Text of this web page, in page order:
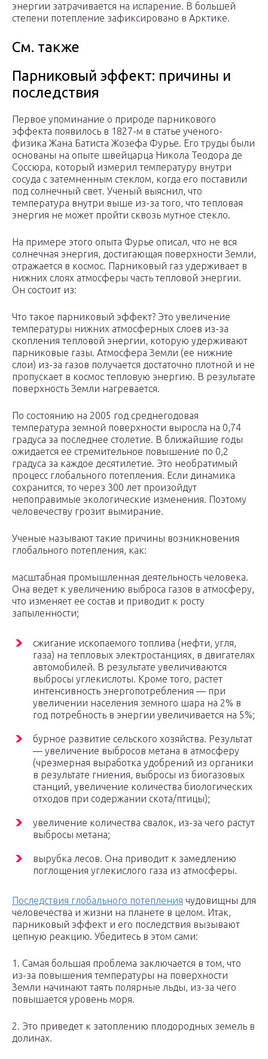
энергии затрачивается на испарение. В большей
степени потепление зафиксировано в Арктике.
См. также
Парниковый эффект: причины и
последствия
Первое упоминание о природе парникового
эффекта появилось в 1827-м в статье ученого-
физика Жана Батиста Жозефа Фурье. Его труды были
основаны на опыте швейцарца Никола Теодора де
Соссюра, который измерил температуру внутри
сосуда с затемненным стеклом, когда его поставили
под солнечный свет. Ученый выяснил, что
температура внутри выше из-за того, что тепловая
энергия не может пройти сквозь мутное стекло.
На примере этого опыта Фурье описал, что не вся
солнечная энергия, достигающая поверхности Земли,
отражается в космос. Парниковый газ удерживает в
нижних слоях атмосферы часть тепловой энергии.
Он состоит из:
Что такое парниковый эффект? Это увеличение
температуры нижних атмосферных слоев из-за
скопления тепловой энергии, которую удерживают
парниковые газы. Атмосфера Земли (ее нижние
слои) из-за газов получается достаточно плотной и не
пропускает в космос тепловую энергию. В результате
поверхность Земли нагревается.
По состоянию на 2005 год среднегодовая
температура земной поверхности выросла на 0,74
градуса за последнее столетие. В ближайшие годы
ожидается ее стремительное повышение по 0,2
градуса за каждое десятилетие. Это необратимый
процесс глобального потепления. Если динамика
сохранится, то через 300 лет произойдут
непоправимые экологические изменения. Поэтому
человечеству грозит вымирание.
Ученые называют такие причины возникновения
глобального потепления, как:
масштабная промышленная деятельность человека.
Она ведет к увеличению выброса газов в атмосферу,
что изменяет ее состав и приводит к росту
запыленности;
сжигание ископаемого топлива (нефти, угля,
газа) на тепловых электростанциях, в двигателях
автомобилей. В результате увеличиваются
выбросы углекислоты. Кроме того, растет
интенсивность энергопотребления — при
увеличении населения земного шара на 2% в
год потребность в энергии увеличивается на 5%;
бурное развитие сельского хозяйства. Результат
— увеличение выбросов метана в атмосферу
(чрезмерная выработка удобрений из органики
в результате гниения, выбросы из биогазовых
станций, увеличение количества биологических
отходов при содержании скота/птицы);
увеличение количества свалок, из-за чего растут
выбросы метана;
вырубка лесов. Она приводит к замедлению
поглощения углекислого газа из атмосферы.
Последствия глобального потепления чудовищны для
человечества и жизни на планете в целом. Итак,
парниковый эффект и его последствия вызывают
цепную реакцию. Убедитесь в этом сами:
1. Самая большая проблема заключается в том, что
из-за повышения температуры на поверхности
Земли начинают таять полярные льды, из-за чего
повышается уровень моря.
2. Это приведет к затоплению плодородных земель в
долинах.